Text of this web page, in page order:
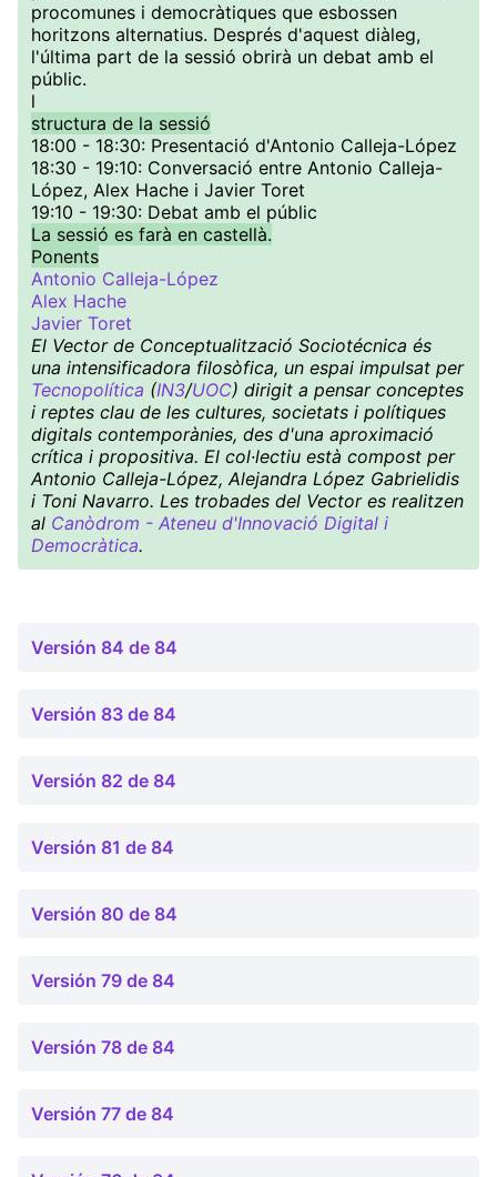
procomunes i democràtiques que esbossen
horitzons alternatius. Després d'aquest diàleg,
l'última part de la sessió obrirà un debat amb el
públic.
l
structura de la sessió
18:00 - 18:30: Presentació d'Antonio Calleja-López
18:30 - 19:10: Conversació entre Antonio Calleja-
López, Alex Hache i Javier Toret
19:10 - 19:30: Debat amb el públic
La sessió es farà en castellà.
Ponents
Antonio Calleja-López
Alex Hache
Javier Toret
El Vector de Conceptualització Sociotécnica és
una intensificadora filosòfica, un espai impulsat per
Tecnopolítica (IN3/UOC) dirigit a pensar conceptes
i reptes clau de les cultures, societats i polítiques
digitals contemporànies, des d'una aproximació
crítica i propositiva. El col·lectiu està compost per
Antonio Calleja-López, Alejandra López Gabrielidis
i Toni Navarro. Les trobades del Vector es realitzen
al Canòdrom - Ateneu d'Innovació Digital i
Democràtica.
Versión 84 de 84
Versión 83 de 84
Versión 82 de 84
Versión 81 de 84
Versión 80 de 84
Versión 79 de 84
Versión 78 de 84
Versión 77 de 84